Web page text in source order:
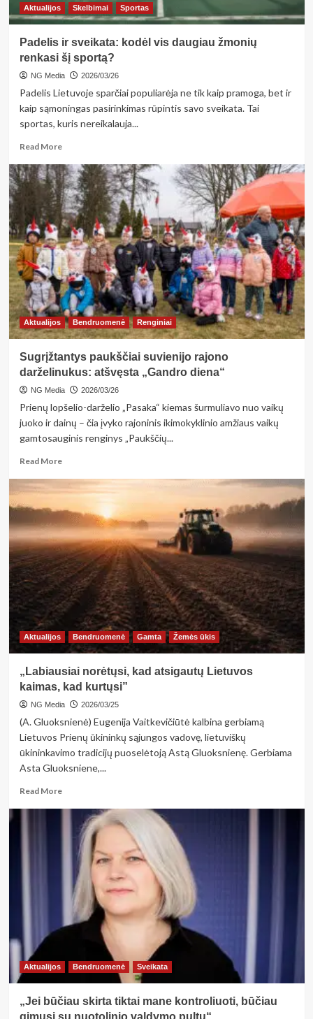
Aktualijos Skelbimai Sportas
Padelis ir sveikata: kodėl vis daugiau žmonių
renkasi šį sportą?
NG Media 2026/03/26
Padelis Lietuvoje sparčiai populiarėja ne tik kaip pramoga, bet ir
kaip sąmoningas pasirinkimas rūpintis savo sveikata. Tai
sportas, kuris nereikalauja...
Read MoreRead
about
Padelis
ir
sveikata:
kodėl
vis
daugiau
žmonių
renkasi
šį
sportą?
Aktualijos Bendruomenė Renginiai
Sugrįžtantys paukščiai suvienijo rajono
darželinukus: atšvęsta „Gandro diena“
NG Media 2026/03/26
Prienų lopšelio-darželio „Pasaka“ kiemas šurmuliavo nuo vaikų
juoko ir dainų – čia įvyko rajoninis ikimokyklinio amžiaus vaikų
gamtosauginis renginys „Paukščių...
Read MoreRead
about
paukščiai
suvienijo
rajono
darželinukus:
atšvęsta
„Gandro
diena“
Aktualijos Bendruomenė Gamta Žemės ūkis
„Labiausiai norėtųsi, kad atsigautų Lietuvos
kaimas, kad kurtųsi”
NG Media 2026/03/25
(A. Gluoksnienė) Eugenija Vaitkevičiūtė kalbina gerbiamą
Lietuvos Prienų ūkininkų sąjungos vadovę, lietuviškų
ūkininkavimo tradicijų puoselėtoją Astą Gluoksnienę. Gerbiama
Asta Gluoksniene,...
Read MoreRead
„Labiausiai
norėtųsi,
atsigautų
Lietuvos
kaimas,
kurtųsi”
Aktualijos Bendruomenė Sveikata
„Jei būčiau skirta tiktai mane kontroliuoti, būčiau
gimusi su nuotolinio valdymo pultu“